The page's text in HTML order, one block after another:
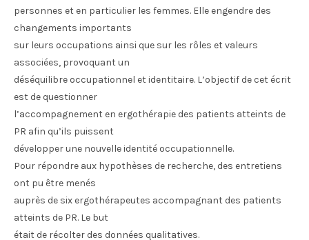
personnes et en particulier les femmes. Elle engendre des
changements importants
sur leurs occupations ainsi que sur les rôles et valeurs
associées, provoquant un
déséquilibre occupationnel et identitaire. L’objectif de cet écrit
est de questionner
l’accompagnement en ergothérapie des patients atteints de
PR afin qu’ils puissent
développer une nouvelle identité occupationnelle.
Pour répondre aux hypothèses de recherche, des entretiens
ont pu être menés
auprès de six ergothérapeutes accompagnant des patients
atteints de PR. Le but
était de récolter des données qualitatives.